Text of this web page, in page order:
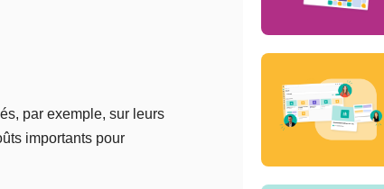
par exemple, sur leurs
importants pour